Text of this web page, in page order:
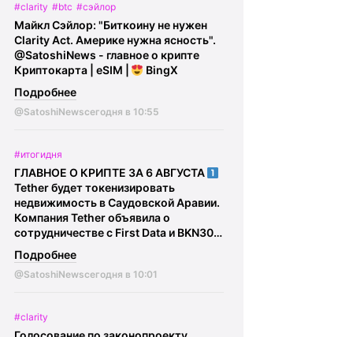
Сотрудникам криптообменников и
курьерам вменяется соучастие в
преступлении, им грозит до 10 лет
лишения свободы.@SatoshiFinance -
крипто обмен обмен | инвойсы | $
выручка
#clarity #btc #сэйлор
Майкл Сэйлор: "Биткоину не нужен
Clarity Act. Америке нужна ясность".
@SatoshiNews - главное о крипте
Криптокарта | eSIM |
BingX
Подробнее
@SatoshiNewsсегодня в 10:55
#итогидня
ГЛАВНОЕ О КРИПТЕ ЗА 6 АВГУСТА
Tether будет токенизировать
недвижимость в Саудовской Аравии.
Компания Tether объявила о
сотрудничестве с First Data и BKN301
для запуска токенизации
институциональной недвижимости в
Саудовской Аравии.
В ЕС
Злоумышленники выдают себя за
Подробнее
@SatoshiNewsсегодня в 10:01
#clarity